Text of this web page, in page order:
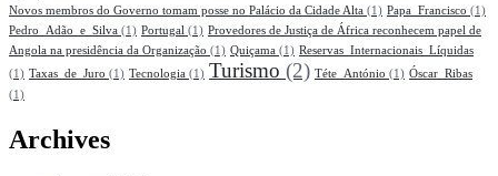
Novos membros do Governo tomam posse no Palácio da Cidade Alta (1) Papa_Francisco (1)
Pedro_Adão_e_Silva (1) Portugal (1) Provedores de Justiça de África reconhecem papel de
Angola na presidência da Organização (1) Quiçama (1) Reservas_Internacionais_Líquidas
(1) Taxas_de_Juro (1) Tecnologia (1) Turismo (2) Téte_António (1) Óscar_Ribas
(1)
Archives